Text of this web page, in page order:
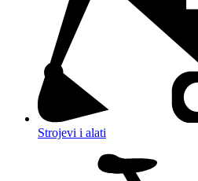
Strojevi i alati